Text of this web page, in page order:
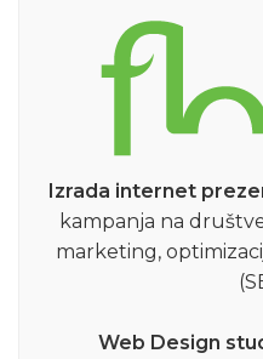
Izrada internet
kampanja na
marketing,
Web Design